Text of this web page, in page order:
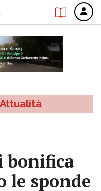
Attualità
bonifica
le sponde